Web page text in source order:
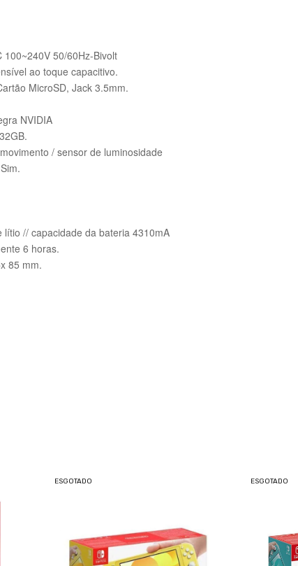
100~240V 50/60Hz-Bivolt
ao toque capacitivo.
MicroSD, Jack 3.5mm.
NVIDIA
/ sensor de luminosidade
// capacidade da bateria 4310mA
6 horas.
85 mm.
ESGOTADO ESGOTADO